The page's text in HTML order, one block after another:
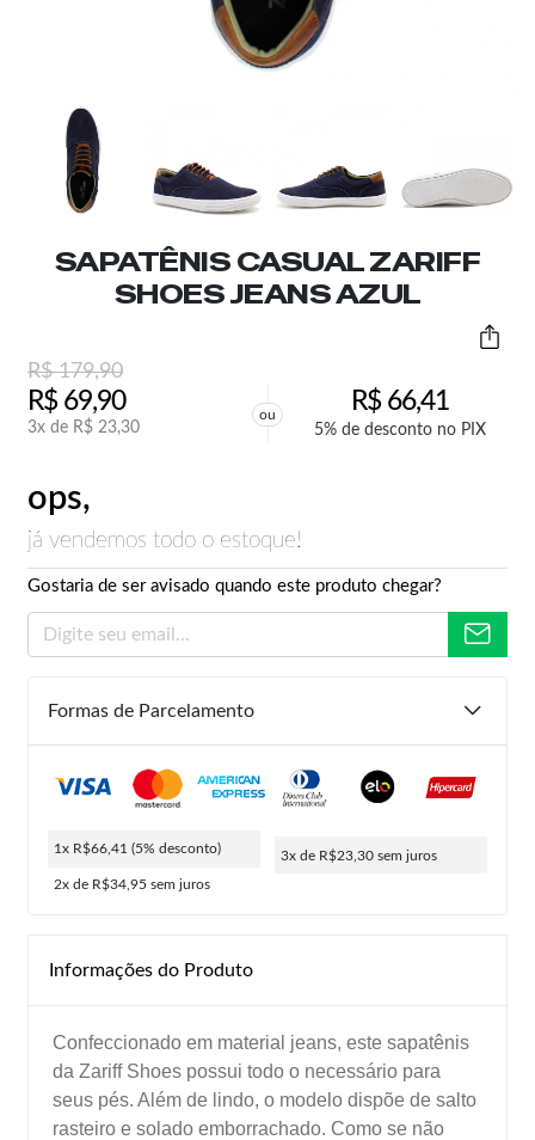
SAPATÊNIS CASUAL ZARIFF
SHOES JEANS AZUL
R$179,90
R$69,90
3x de R$ 23,30
ou R$66,41
5% de desconto no PIX
ops,
já vendemos todo o estoque!
Gostaria de ser avisado quando este produto chegar?
Formas de Parcelamento
1x R$66,41 (5% desconto)
2x de R$34,95 sem juros
3x de R$23,30 sem juros
Informações do Produto
Confeccionado em material jeans, este sapatênis
da Zariff Shoes possui todo o necessário para
seus pés. Além de lindo, o modelo dispõe de salto
rasteiro e solado emborrachado. Como se não